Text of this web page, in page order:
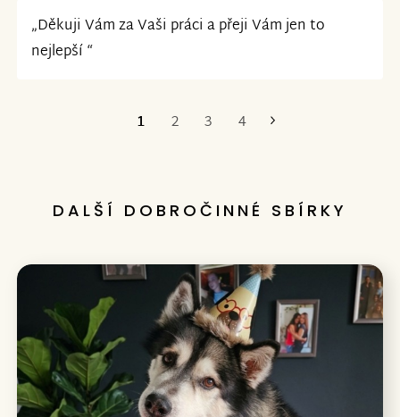
„Děkuji Vám za Vaši práci a přeji Vám jen to
nejlepší “
1 2 3 4
DALŠÍ DOBROČINNÉ SBÍRKY